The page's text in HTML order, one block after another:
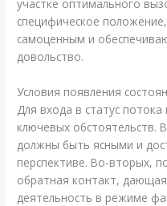
участке оптимального
специфическое
самоценным и
довольство.
Условия появления
Для входа в статус
ключевых
должны быть ясными и
перспективе. Во-вторых,
обратная контакт,
деятельность в режиме